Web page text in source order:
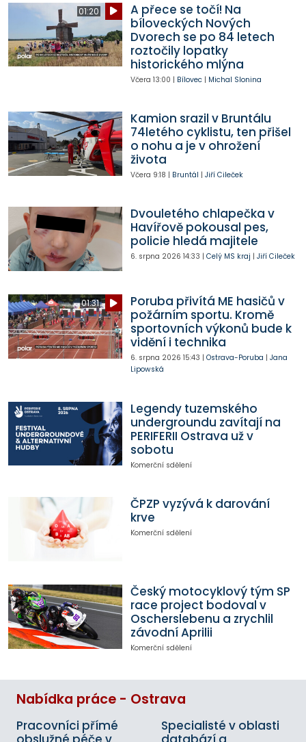
01:20
A přece se točí! Na
bíloveckých Nových
Dvorech se po 84 letech
roztočily lopatky
historického mlýna
Včera 13:00 | Bílovec| Michal Slonina
Kamion srazil v Bruntálu
74letého cyklistu, ten přišel
o nohu a je v ohrožení
života
Včera 9:18 | Bruntál | Jiří Cileček
Dvouletého chlapečka v
Havířově pokousal pes,
policie hledá majitele
6. srpna 2026 14:33 | Celý MS kraj | Jiří Cileček
01:31
Poruba přivítá ME hasičů v
požárním sportu. Kromě
sportovních výkonů bude k
vidění i technika
6. srpna 2026 15:43 | Ostrava-Poruba | Jana
Lipowská
Legendy tuzemského
undergroundu zavítají na
PERIFERII Ostrava už v
sobotu
Komerční sdělení
ČPZP vyzývá k darování
krve
Komerční sdělení
Český motocyklový tým SP
race project bodoval v
Oscherslebenu a zrychlil
závodní Aprilii
Komerční sdělení
Nabídka práce - Ostrava
Pracovníci přímé
Specialisté v oblasti